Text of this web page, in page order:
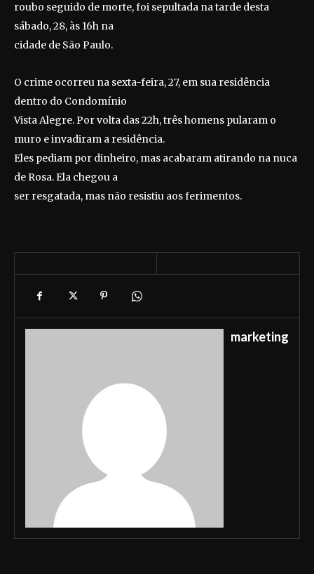
roubo seguido de morte, foi sepultada na tarde desta
sábado, 28, às 16h na
cidade de São Paulo.
O crime ocorreu na sexta-feira, 27, em sua residência
dentro do Condomínio
Vista Alegre. Por volta das 22h, três homens pularam o
muro e invadiram a residência.
Eles pediam por dinheiro, mas acabaram atirando na nuca
de Rosa. Ela chegou a
ser resgatada, mas não resistiu aos ferimentos.
marketing